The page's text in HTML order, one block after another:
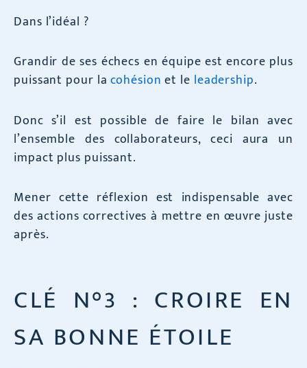
Dans l’idéal ?
Grandir de ses échecs en équipe est encore plus
puissant pour lacohésion et le leadership.
Donc s’il est possible de faire le bilan avec
l’ensemble des collaborateurs, ceci aura un
impact plus puissant.
Mener cette réflexion est indispensable avec
des actions correctives à mettre en œuvre juste
après.
CLÉ N°3 : CROIRE EN
SA BONNE ÉTOILE